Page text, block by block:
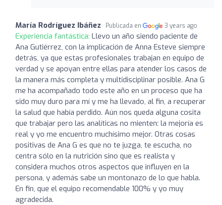
María Rodríguez Ibáñez Publicada en 3 years ago
Experiencia fantástica: Llevo un año siendo paciente de
Ana Gutiérrez, con la implicación de Anna Esteve siempre
detrás, ya que estas profesionales trabajan en equipo de
verdad y se apoyan entre ellas para atender los casos de
la manera más completa y multidisciplinar posible. Ana G
me ha acompañado todo este año en un proceso que ha
sido muy duro para mí y me ha llevado, al fin, a recuperar
la salud que había perdido. Aún nos queda alguna cosita
que trabajar pero las analíticas no mienten: la mejoría es
real y yo me encuentro muchísimo mejor. Otras cosas
positivas de Ana G es que no te juzga, te escucha, no
centra sólo en la nutrición sino que es realista y
considera muchos otros aspectos que influyen en la
persona, y además sabe un montonazo de lo que habla.
En fin, que el equipo recomendable 100% y yo muy
agradecida.